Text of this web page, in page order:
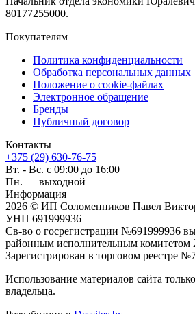
80177255000.
Покупателям
Политика конфиденциальности
Обработка персональных данных
Положение о cookie-файлах
Электронное обращение
Бренды
Публичный договор
Контакты
+375 (29) 630-76-75
Вт. - Вс. с 09:00 до 16:00
Пн. — выходной
Информация
2026 © ИП Соломенников Павел
УНП 691999936
Св-во о госрегистрации №691999936
районным исполнительным комитетом
Зарегистрирован в торговом реестре
Использование материалов сайта
владельца.